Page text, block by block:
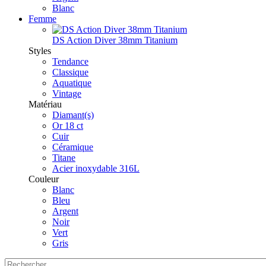
Blanc
Femme
DS Action Diver 38mm Titanium
Styles
Tendance
Classique
Aquatique
Vintage
Matériau
Diamant(s)
Or 18 ct
Cuir
Céramique
Titane
Acier inoxydable 316L
Couleur
Blanc
Bleu
Argent
Noir
Vert
Gris